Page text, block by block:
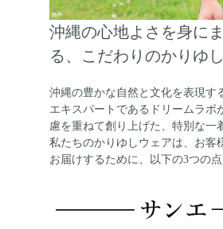
沖縄の心地よさを身に
る、こだわりのかりゆ
沖縄の豊かな自然と文化を表現す
エキスパートであるドリームラボ
慮を重ねて創り上げた、特別な一
私たちのかりゆしウェアは、お客
お届けするために、以下の3つの